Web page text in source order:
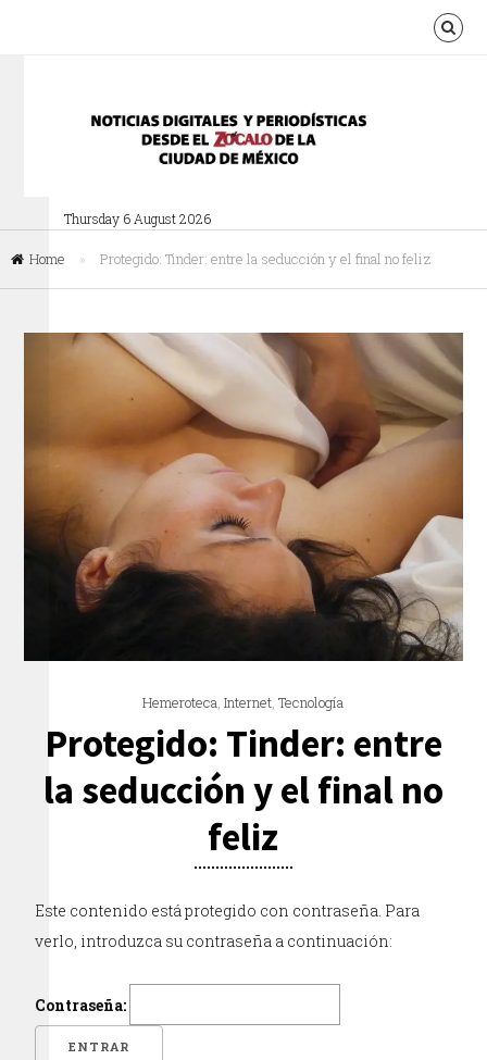
Thursday 6 August 2026
Home » Protegido: Tinder: entre la seducción y el final no feliz
Hemeroteca,Internet,Tecnología
Protegido: Tinder: entre
la seducción y el final no
feliz
Este contenido está protegido con contraseña. Para
verlo, introduzca su contraseña a continuación:
Contraseña: